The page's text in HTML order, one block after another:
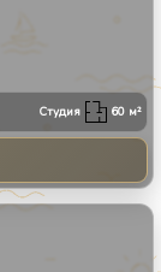
Студия 60 м²